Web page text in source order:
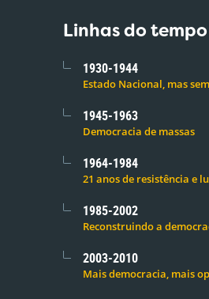
Linhas do tempo
1930-1944
Estado Nacional, mas
1945-1963
Democracia de massas
1964-1984
21 anos de resistência e
1985-2002
Reconstruindo a
2003-2010
Mais democracia, mais